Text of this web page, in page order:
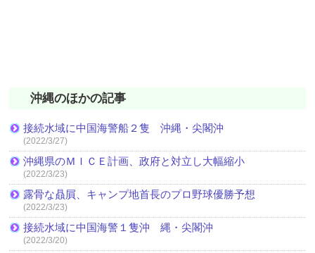
沖縄のほかの記事
接続水域に中国海警船２隻 沖縄・尖閣沖
(2022/3/27)
沖縄県のＭＩＣＥ計画、政府と対立し大幅縮小
(2022/3/23)
露骨な贔屓、キャンプ地首長のプロ野球優勝予想
(2022/3/23)
接続水域に中国海警１隻沖 縄・尖閣沖
(2022/3/20)